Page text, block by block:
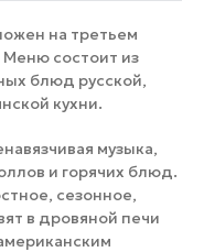
на третьем
Меню состоит из
блюд русской,
кухни.
музыка,
и горячих блюд.
сезонное,
в дровяной печи